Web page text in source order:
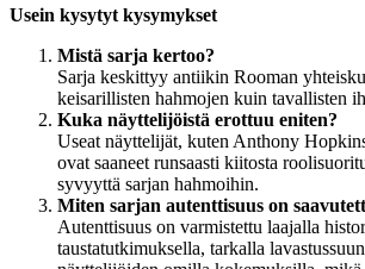
Usein kysytyt kysymykset
Mistä sarja kertoo?
Sarja keskittyy antiikin Rooman
keisarillisten hahmojen kuin tavallisten
Kuka näyttelijöistä erottuu eniten?
Useat näyttelijät, kuten Anthony
ovat saaneet runsaasti kiitosta
syvyyttä sarjan hahmoihin.
Miten sarjan autenttisuus on
Autenttisuus on varmistettu laajalla
taustatutkimuksella, tarkalla